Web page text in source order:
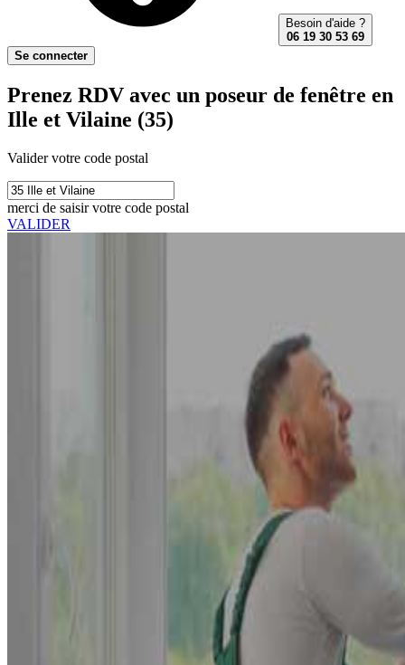
Besoin d'aide ?
06 19 30 53 69
Se connecter
Prenez RDV avec un poseur de fenêtre en
Ille et Vilaine (35)
Valider votre code postal
merci de saisir votre code postal
VALIDER